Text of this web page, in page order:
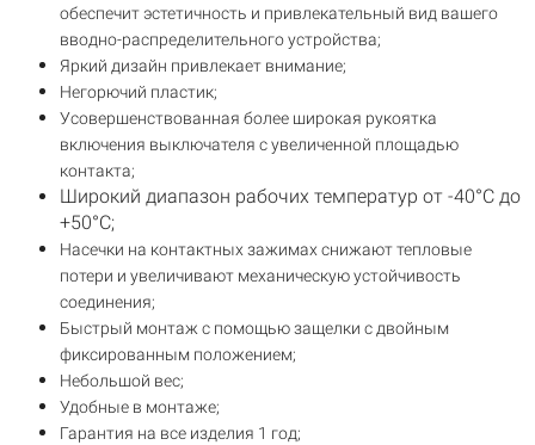
обеспечит эстетичность и привлекательный вид вашего
вводно-распределительного устройства;
Яркий дизайн привлекает внимание;
Негорючий пластик;
Усовершенствованная более широкая рукоятка
включения выключателя с увеличенной площадью
контакта;
Широкий диапазон рабочих температур от -40°С до
+50°С;
Насечки на контактных зажимах снижают тепловые
потери и увеличивают механическую устойчивость
соединения;
Быстрый монтаж с помощью защелки с двойным
фиксированным положением;
Небольшой вес;
Удобные в монтаже;
Гарантия на все изделия 1 год;